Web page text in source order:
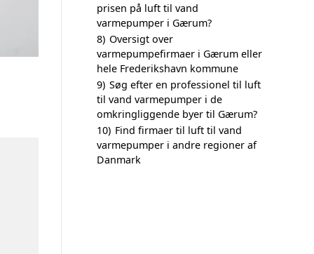
prisen på luft til vand
varmepumper i Gærum?
8) Oversigt over
varmepumpefirmaer i Gærum eller
hele Frederikshavn kommune
9) Søg efter en professionel til luft
til vand varmepumper i de
omkringliggende byer til Gærum?
10) Find firmaer til luft til vand
varmepumper i andre regioner af
Danmark